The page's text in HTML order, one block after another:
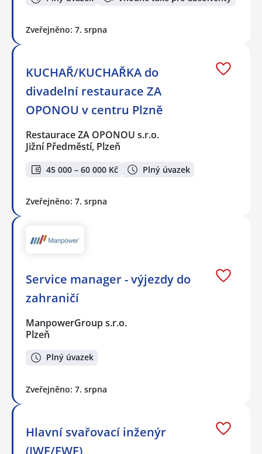
Zveřejněno: 7. srpna
KUCHAŘ/KUCHAŘKA do
divadelní restaurace ZA
OPONOU v centru Plzně
Restaurace ZA OPONOU s.r.o.
Jižní Předměstí, Plzeň
45 000 – 60 000 Kč Plný úvazek
Zveřejněno: 7. srpna
Service manager - výjezdy do
zahraničí
ManpowerGroup s.r.o.
Plzeň
Plný úvazek
Zveřejněno: 7. srpna
Hlavní svařovací inženýr
(IWE/EWE)